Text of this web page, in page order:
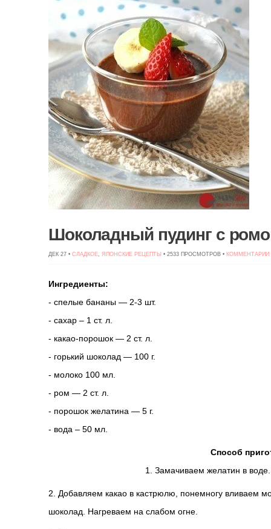
Шоколадный пудинг с
ДЕК 27 • СЛАДКОЕ, ЯПОНСКИЕ РЕЦЕПТЫ • 2533 ПРОСМОТРОВ • КОММЕНТАРИИ
Ингредиенты:
- спелые бананы — 2-3 шт.
- сахар – 1 ст. л.
- какао-порошок — 2 ст. л.
- горький шоколад — 100 г.
- молоко 100 мл.
- ром — 2 ст. л.
- порошок желатина — 5 г.
- вода – 50 мл.
Способ
1. Замачиваем желатин в
2. Добавляем какао в кастрюлю, понемногу вливаем
шоколад. Нагреваем на слабом огне.